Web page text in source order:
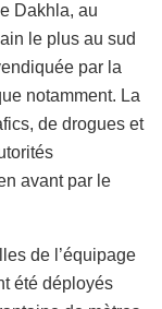
Dakhla, au
le plus au sud
par la
notamment. La
de drogues et
avant par le
de l’équipage
été déployés